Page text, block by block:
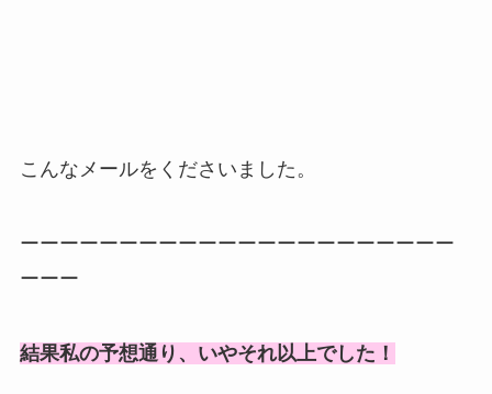
こんなメールをくださいました。
ーーーーーーーーーーーーーーーーーーーーーー
ーーー
結果私の予想通り、いやそれ以上でした！